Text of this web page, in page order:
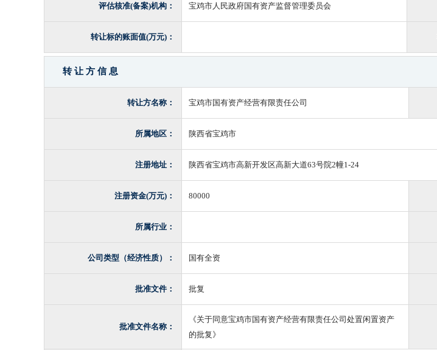
评估核准(备案)机构： 宝鸡市人民政府国有资产监督管理委员会
转让标的账面值(万元)：
转 让 方 信 息
转让方名称： 宝鸡市国有资产经营有限责任公司
所属地区： 陕西省宝鸡市
注册地址： 陕西省宝鸡市高新开发区高新大道63号院2幢1-24
注册资金(万元)： 80000
所属行业：
公司类型（经济性质）： 国有全资
批准文件： 批复
批准文件名称：
《关于同意宝鸡市国有资产经营有限责任公司处置闲置资产
的批复》